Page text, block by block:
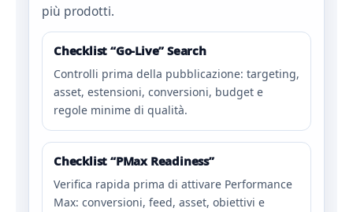
più prodotti.
Checklist “Go‑Live” Search
Controlli prima della pubblicazione: targeting,
asset, estensioni, conversioni, budget e
regole minime di qualità.
Checklist “PMax Readiness”
Verifica rapida prima di attivare Performance
Max: conversioni, feed, asset, obiettivi e